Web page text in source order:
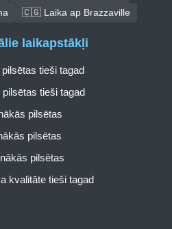
🇨🇬 Laika ap Brazzaville
laikapstākļi
tieši tagad
tieši tagad
pilsētas
pilsētas
pilsētas
kvalitāte tieši tagad